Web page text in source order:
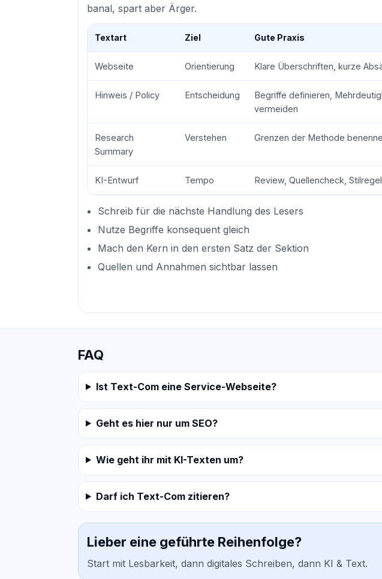
banal, spart aber Ärger.
Textart Ziel Gute Praxis
Webseite Orientierung Klare Überschriften, kurze
Hinweis / Policy Entscheidung
Begriffe definieren,
vermeiden
Research
Summary
Verstehen Grenzen der Methode
KI-Entwurf Tempo Review, Quellencheck,
Schreib für die nächste Handlung des Lesers
Nutze Begriffe konsequent gleich
Mach den Kern in den ersten Satz der Sektion
Quellen und Annahmen sichtbar lassen
FAQ
Ist Text-Com eine Service-Webseite?
Geht es hier nur um SEO?
Wie geht ihr mit KI-Texten um?
Darf ich Text-Com zitieren?
Lieber eine geführte Reihenfolge?
Start mit Lesbarkeit, dann digitales Schreiben, dann KI & Text.